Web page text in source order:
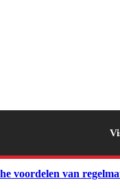
voordelen van